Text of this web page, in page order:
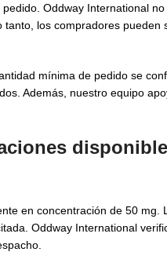
Oddway International
los compradores
mínima de pedido se
Además, nuestro equipo
en concentración de 50
Oddway International